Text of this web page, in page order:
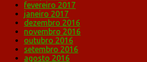
fevereiro 2017
janeiro 2017
dezembro 2016
novembro 2016
outubro 2016
setembro 2016
agosto 2016